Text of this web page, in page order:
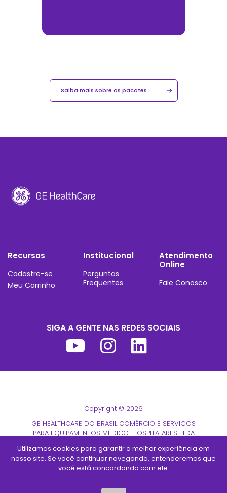
Saiba mais sobre os pacotes
Recursos
Cadastre-se
Meu Carrinho
Institucional
Perguntas
Frequentes
Atendimento
Online
Fale Conosco
SIGA A GENTE NAS REDES SOCIAIS
Copyright © 2026
GE HEALTHCARE DO BRASIL COMÉRCIO E SERVIÇOS
PARA EQUIPAMENTOS MÉDICO-HOSPITALARES LTDA
CNPJ 00.029.372/0001-40
Todos os direitos reservados
Utilizamos cookies para garantir a melhor experiência em
nosso site. Se você continuar navegando, entenderemos que
você está concordando com ele.